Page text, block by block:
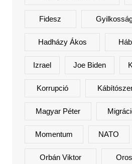
Fidesz
Hadházy Ákos
Izrael Joe Biden
Korrupció
Magyar Péter
Momentum NATO
Orbán Viktor